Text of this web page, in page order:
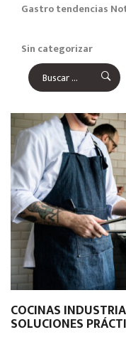
Gastro tendencias
Sin categorizar
COCINAS
SOLUCIONES